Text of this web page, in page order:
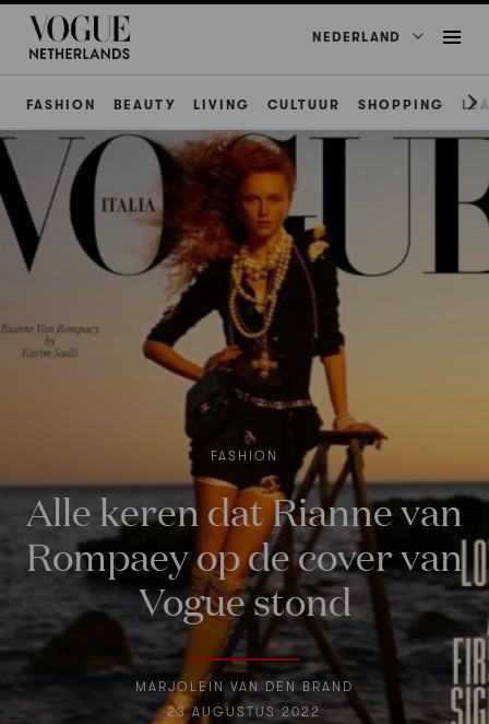
NEDERLAND
FASHION BEAUTY LIVING CULTUUR SHOPPING
FASHION
Alle keren dat Rianne van
Rompaey op de cover van
Vogue stond
MARJOLEIN VAN DEN BRAND
23 AUGUSTUS 2022